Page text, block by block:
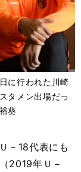
に行われた川崎
タメン出場だっ
葵
－18代表にも
2019年Ｕ－